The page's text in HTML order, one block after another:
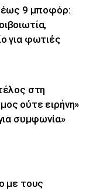
έως 9 μποφόρ:
για φωτιές
στη
ούτε ειρήνη»
συμφωνία»
με τους